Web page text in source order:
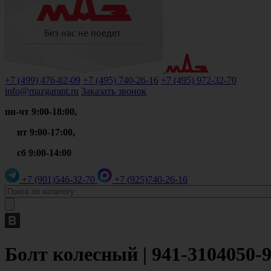
+7 (499) 476-82-09 +7 (495) 740-26-16 +7 (495) 972-32-70
info@mazgarant.ru Заказать звонок
пн-чт 9:00-18:00,
пт 9:00-17:00,
сб 9:00-14:00
+7 (901)546-32-70 +7 (925)740-26-16
Болт колесный | 941-3104050-